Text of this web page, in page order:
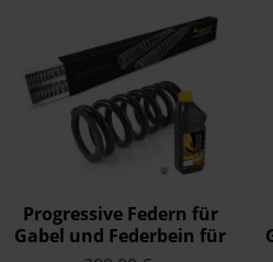
Progressive Federn für
Gabel und Federbein für